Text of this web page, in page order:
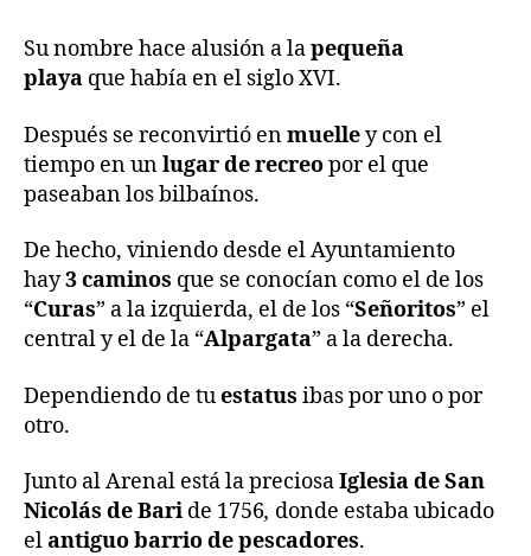
Su nombre hace alusión a lapequeña
playa que había en el siglo XVI.
Después se reconvirtió enmuelley con el
tiempo en unlugar de recreopor el que
paseaban los bilbaínos.
De hecho, viniendo desde el Ayuntamiento
hay3 caminos que se conocían como el de los
“Curas” a la izquierda, el de los “Señoritos” el
central y el de la “Alpargata” a la derecha.
Dependiendo de tuestatus ibas por uno o por
otro.
Junto al Arenal está la preciosaIglesia de San
Nicolás de Bari de 1756, donde estaba ubicado
elantiguo barrio de pescadores.